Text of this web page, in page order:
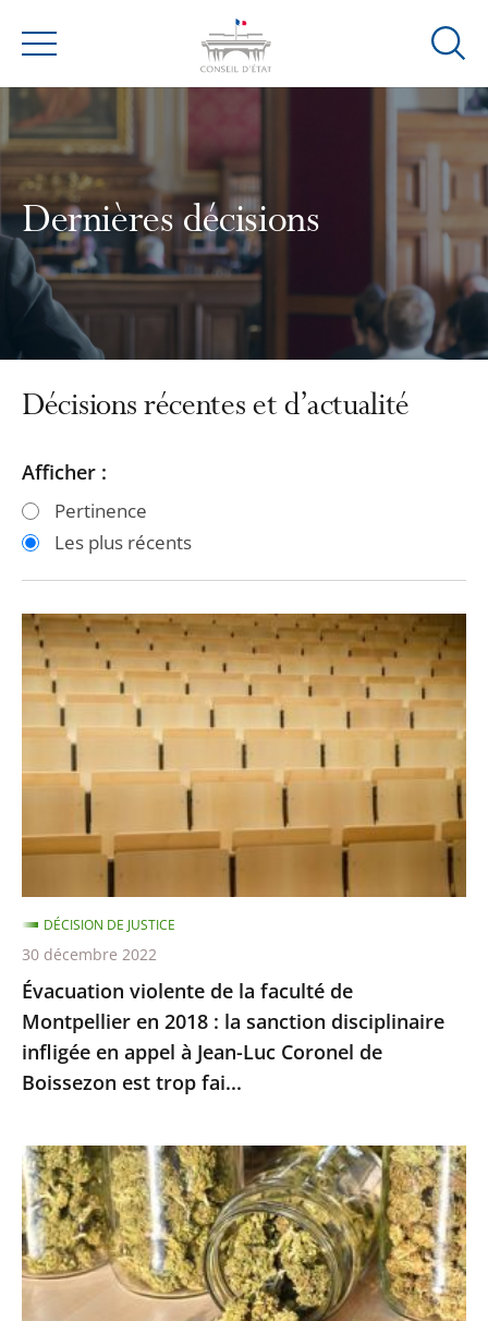
Menu
Ouvrir
Dernières décisions
Décisions récentes et d’actualité
Passer
les
filtres
après
Passer
les
filtres
avant
Afficher :
Pertinence
Les plus récents
Évacuation
violente
de
faculté
de
Montpellier
en
:
la
sanction
disciplinaire
infligée
en
appel
Jean-
Luc
Coronel
de
Boissezon
Évacuation violente de la faculté de
Montpellier en 2018 : la sanction disciplinaire
infligée en appel à Jean-Luc Coronel de
Boissezon est trop fai...
DÉCISION DE JUSTICE
30 décembre 2022
CBD
:
Annulation
de
l’arrêté